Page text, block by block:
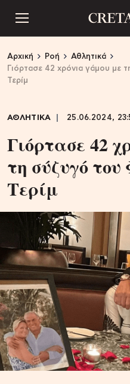
Αρχική Ροή
Αθλητικά
Γιόρτασε 42 χρόνια γάμου με
Τερίμ
ΑΘΛΗΤΙΚΑ 25.06.2024,
Γιόρτασε 42
τη σύζυγό
Τερίμ